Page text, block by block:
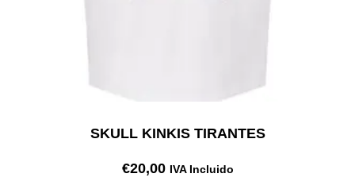
SKULL KINKIS TIRANTES
€20,00 IVA Incluido